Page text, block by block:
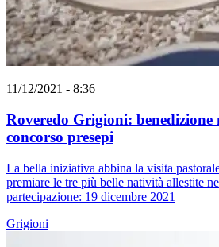
11/12/2021 - 8:36
Roveredo Grigioni: benedizione
concorso presepi
La bella iniziativa abbina la visita
premiare le tre più belle natività allestite
partecipazione: 19 dicembre 2021
Grigioni